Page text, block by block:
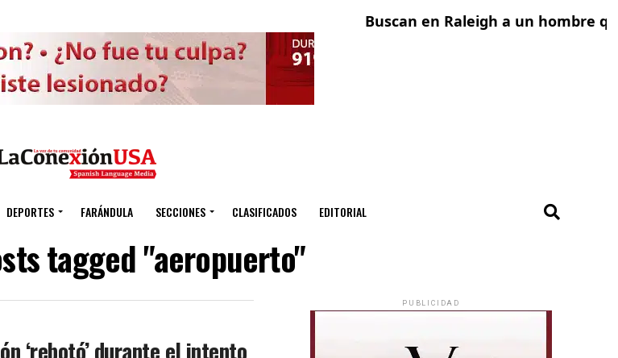
Buscan en Raleigh a un hombre
DEPORTES FARÁNDULA SECCIONES CLASIFICADOS EDITORIAL
tagged "aeropuerto"
‘rebotó’ durante el intento
PUBLICIDAD